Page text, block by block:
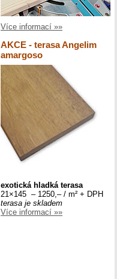
Více informací »»
AKCE - terasa Angelim
amargoso
exotická hladká terasa
21×145 – 1250,– / m² + DPH
terasa je skladem
Více informací »»